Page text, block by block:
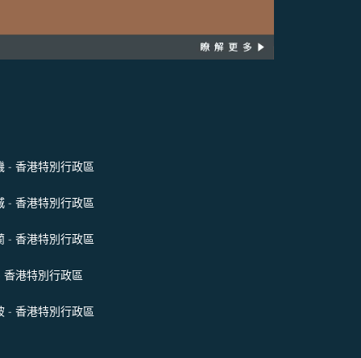
- 香港特別行政區
- 香港特別行政區
- 香港特別行政區
香港特別行政區
- 香港特別行政區